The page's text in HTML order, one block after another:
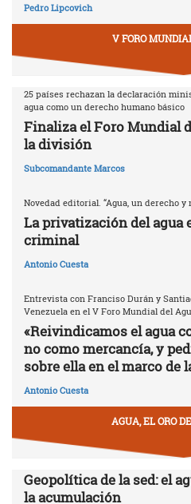
Pedro Lipcovich
V FORO
25 países rechazan la declaración
agua como un derecho humano básico
Finaliza el Foro Mundial
la división
Subcomandante Marcos
Novedad editorial. “Agua, un derecho y
La privatización del agua
criminal
Antonio Cuesta
Entrevista con Franciso Durán y
Venezuela en el V Foro Mundial del
«Reivindicamos el agua
no como mercancía, y
sobre ella en el marco de
Antonio Cuesta
AGUA, EL ORO
Geopolítica de la sed: el
la acumulación